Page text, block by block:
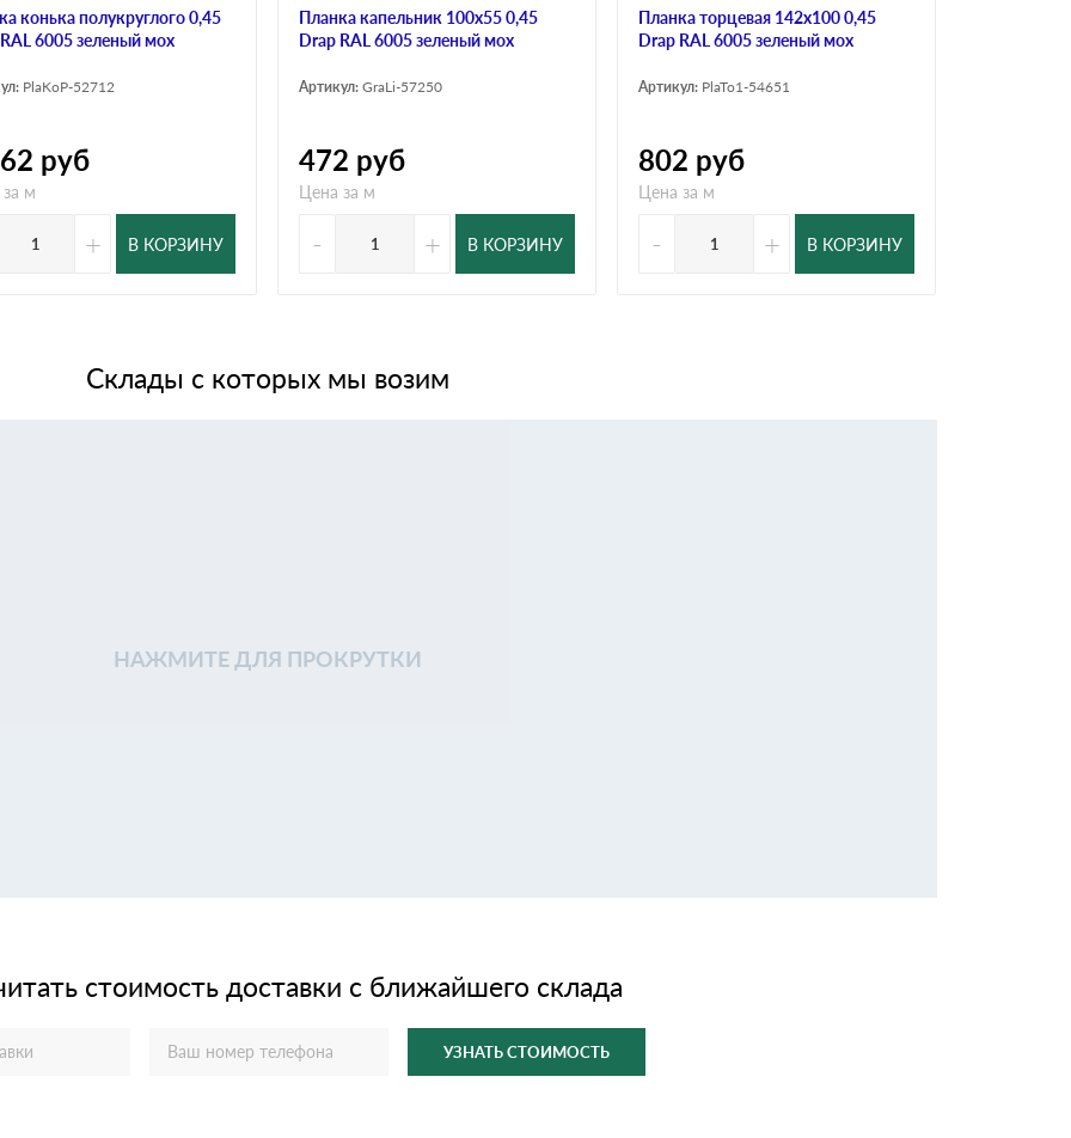
конька полукруглого 0,45
6005 зеленый мох
PlaKoP-52712
руб
м
+ В КОРЗИНУ
Планка капельник 100х55 0,45
Drap RAL 6005 зеленый мох
Артикул: GraLi-57250
472 руб
Цена за м
- + В КОРЗИНУ
Планка торцевая 142х100 0,45
Drap RAL 6005 зеленый мох
Артикул: PlaTo1-54651
802 руб
Цена за м
- + В КОРЗИНУ
Склады с которых мы возим
НАЖМИТЕ ДЛЯ ПРОКРУТКИ
стоимость доставки с ближайшего склада
УЗНАТЬ СТОИМОСТЬ